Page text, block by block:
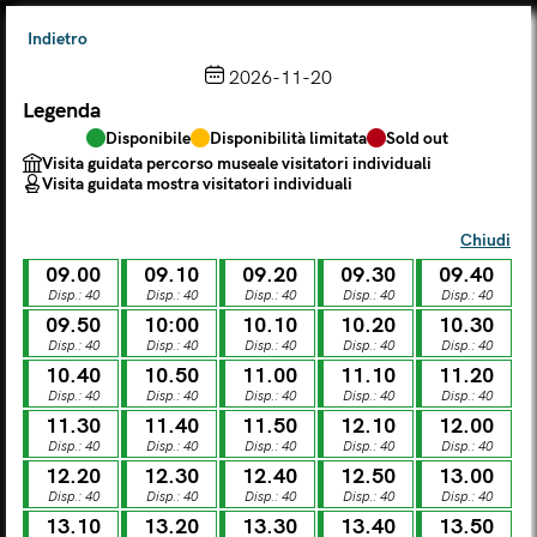
Scegli dal calendario
Il biglietto consente l'accesso a Palazzo Te, al Museo MACA e
al Tempio Leon Battista Alberti
AGOSTO
Legenda
Disponibile Disponibilità limitata
Sold out
Visita guidata percorso museale visitatori individuali
Visita guidata mostra visitatori individuali
M G V D
LUN
27
MAR
28
MER
29
GIO
30
VEN
31 01
DOM
02
Indietro
2026-11-20
Legenda
Disponibile Disponibilità limitata
Sold out
Visita guidata percorso museale visitatori individuali
Visita guidata mostra visitatori individuali
Chiudi
09.00
Disp.: 40
09.10
Disp.: 40
09.20
Disp.: 40
09.30
Disp.: 40
09.40
Disp.: 40
09.50
Disp.: 40
10:00
Disp.: 40
10.10
Disp.: 40
10.20
Disp.: 40
10.30
Disp.: 40
10.40
Disp.: 40
10.50
Disp.: 40
11.00
Disp.: 40
11.10
Disp.: 40
11.20
Disp.: 40
11.30
Disp.: 40
11.40
Disp.: 40
11.50
Disp.: 40
12.10
Disp.: 40
12.00
Disp.: 40
12.20
Disp.: 40
12.30
Disp.: 40
12.40
Disp.: 40
12.50
Disp.: 40
13.00
Disp.: 40
13.10 13.20 13.30 13.40 13.50